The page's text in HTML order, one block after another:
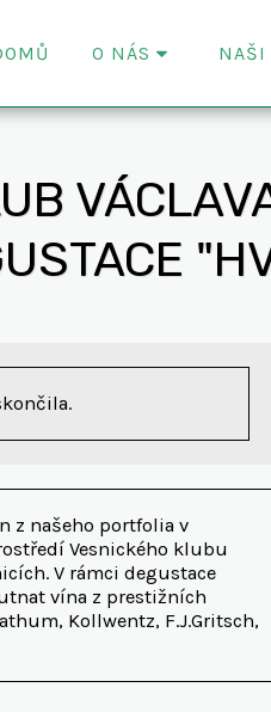
O NÁS NAŠI
z našeho portfolia v
Vesnického klubu
V rámci degustace
vína z prestižních
Kollwentz, F.J.Gritsch,